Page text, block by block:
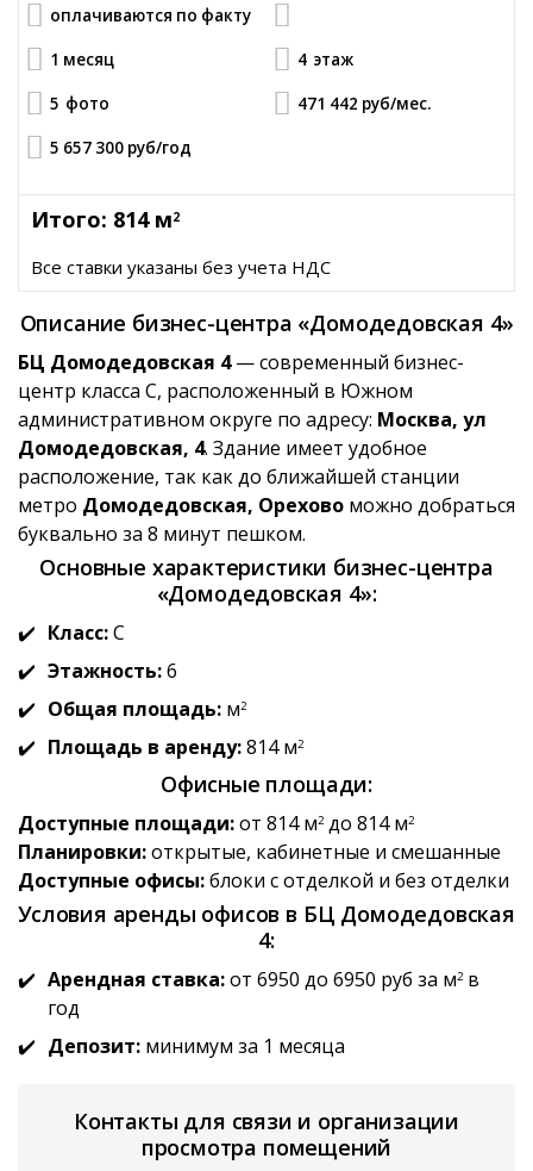
оплачиваются по факту
1 месяц 4 этаж
5 фото 471 442 руб/мес.
5 657 300 руб/год
Итого: 814 м2
Все ставки указаны без учета НДС
Описание бизнес-центра «Домодедовская 4»
БЦ Домодедовская 4— современный бизнес-
центр класса C, расположенный в Южном
административном округе по адресу: Москва, ул
Домодедовская, 4. Здание имеет удобное
расположение, так как до ближайшей станции
метро Домодедовская, Орехово можно добраться
буквально за 8 минут пешком.
Основные характеристики бизнес-центра
«Домодедовская 4»:
Класс:C
Этажность:6
Общая площадь: м2
Площадь в аренду:814 м2
Офисные площади:
Доступные площади:от 814 м2до 814 м2
Планировки:открытые, кабинетные и смешанные
Доступные офисы:блоки с отделкой и без отделки
Условия аренды офисов в БЦ Домодедовская
4:
Арендная ставка:от 6950 до 6950 руб за м2в
год
Депозит: минимум за 1 месяца
Контакты для связи и организации
просмотра помещений